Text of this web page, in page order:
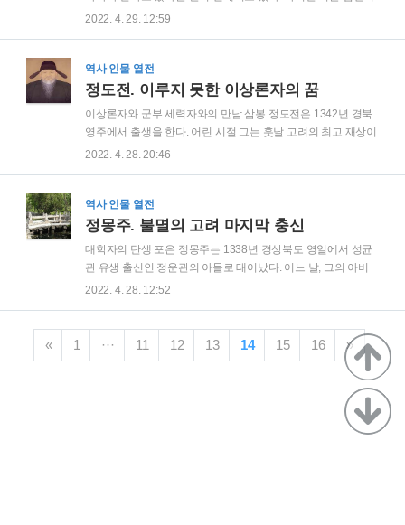
평범한 결혼생활은 맞지 않았었던 같다. 자녀들도 세명이나 있
었지만 홀로 집을 나와 떠돌이 생활을 하고 다녔다고 한다.
1590년에 그는 마침내 그의 운..
잘못된 사실이다. 괴짜 고대 철학자에 대하여 알아보자 소크라
가 없다고 하였다고 한다. 그래서 항상 맨발에 헌 옷을 걸치고
다녔고, 오히려 다른 사람들이 정신적 수련이 부족해서 불편하
며 몸이 단련이 된 덕분인지 나름 근육질 몸을 자랑하였다고 하
지만 얼굴은 못생겼다고 한다. 그래서 연설을 할 때 대중들에게
크게 인기가 없었다. 생각해보면 얼굴도 못생긴 데다 맨발로 다
니고, 옷도 대충 입고 다니니 그 당시 화려한..
2022. 4. 29. 12:59
역사 인물 열전
정도전. 이루지 못한 이상론자의 꿈
이상론자와 군부 세력자와의 만남 삼봉 정도전은 1342년 경북
영주에서 출생을 한다. 어린 시절 그는 훗날 고려의 최고 재상이
되는 정몽주와 같이 이색의 학당에서 학문을 배웠다. 그 시절 그
1362년 과거시험에 합격하여 관직을 받았지만, 몇 년 뒤에 부패
한 정치 세력들에 환멸을 느껴 고향으로 돌아가게 된다. 비슷한
와는 비교되는 모습이었다. 이후, 관직에 복귀하였지만 강직한
그는 기존 부패한 관료들의 모습을 받아들이기 힘들었다. 토지
개혁 문제를 거론해서 당시 권력자들에게 미움을 사더니, 급기
야 원나라와는 외교를 해서는 안된다며 원나라..
2022. 4. 28. 20:46
역사 인물 열전
정몽주. 불멸의 고려 마지막 충신
대학자의 탄생 포은 정몽주는 1338년 경상북도 영일에서 성균
관 유생 출신인 정운관의 아들로 태어났다. 어느 날, 그의 아버
지인 정운관이 꿈을 꾸었는데 주나라의 성인인 주공이란 인물
훗날, 고려를 위해 비장하게 죽은 충신의 탄생을 알리는 태몽이
었던 것이다. 그가 어린 시절을 보낸 경북 중부 지역은 성리학을
연구하고 배우는 선비들이 많은 곳이었다. 그곳에서 정몽주는
이색을 스승으로 모시고 학문을 배워나갔다. 그는 어린 시절부
터 기억력과 암기력이 뛰어났고 책을 매우 좋아하였다고 한다.
정몽주는 이색의 학당에 있을 때도 대학자로서의 비범함을 보
2022. 4. 28. 12:52
« 1 ··· 11 12 13 14 15 16 »